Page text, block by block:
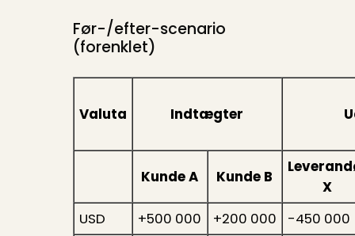
Før-/efter-scenario
(forenklet)
Valuta Indtægter
Kunde A Kunde B
X
USD
+500 000 +200 000
-450 000